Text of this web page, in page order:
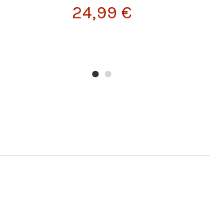
24,99 €